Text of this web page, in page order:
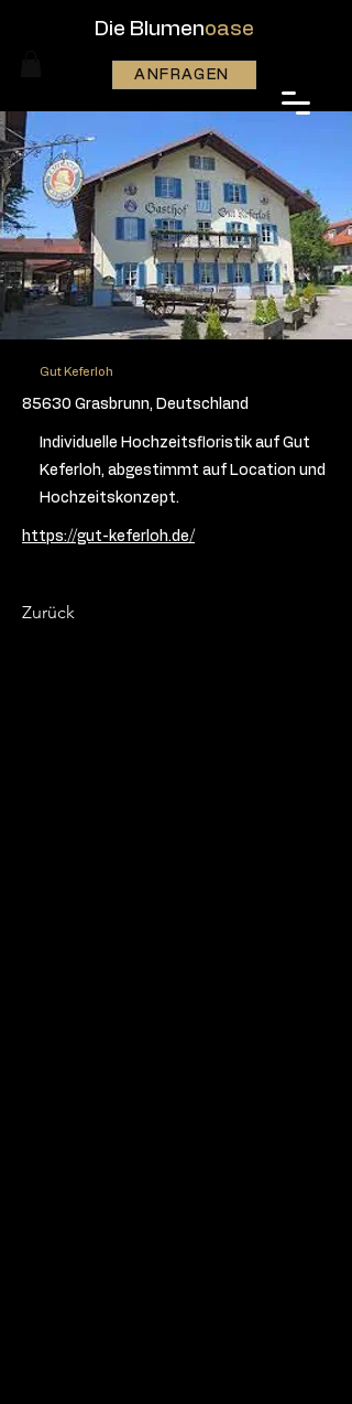
Die Blumenoase
ANFRAGEN
Gut Keferloh
85630 Grasbrunn, Deutschland
Individuelle Hochzeitsfloristik auf Gut
Keferloh, abgestimmt auf Location und
Hochzeitskonzept.
https://gut-keferloh.de/
Zurück